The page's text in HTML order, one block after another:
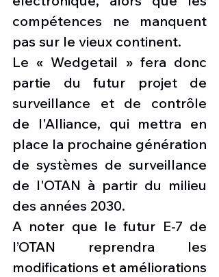
compétences ne manquent
pas sur le vieux continent.
Le « Wedgetail » fera donc
partie du futur projet de
surveillance et de contrôle
de l'Alliance, qui mettra en
place la prochaine génération
de systèmes de surveillance
de l'OTAN à partir du milieu
des années 2030.
A noter que le futur E-7 de
l’OTAN reprendra les
modifications et améliorations